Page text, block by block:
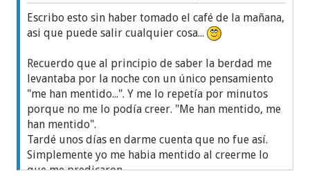
Escribo esto sin haber tomado el café de la mañana,
asi que puede salir cualquier cosa...
Recuerdo que al principio de saber la berdad me
levantaba por la noche con un único pensamiento
"me han mentido...". Y me lo repetía por minutos
porque no me lo podía creer. "Me han mentido, me
han mentido".
Tardé unos días en darme cuenta que no fue así.
Simplemente yo me habia mentido al creerme lo
que me predicaron.